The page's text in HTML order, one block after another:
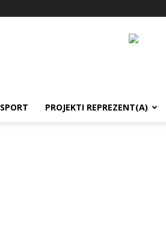
SPORT PROJEKTI REPREZENT(A)